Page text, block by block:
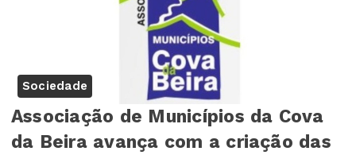
Sociedade
Associação de Municípios da Cova
da Beira avança com a criação das